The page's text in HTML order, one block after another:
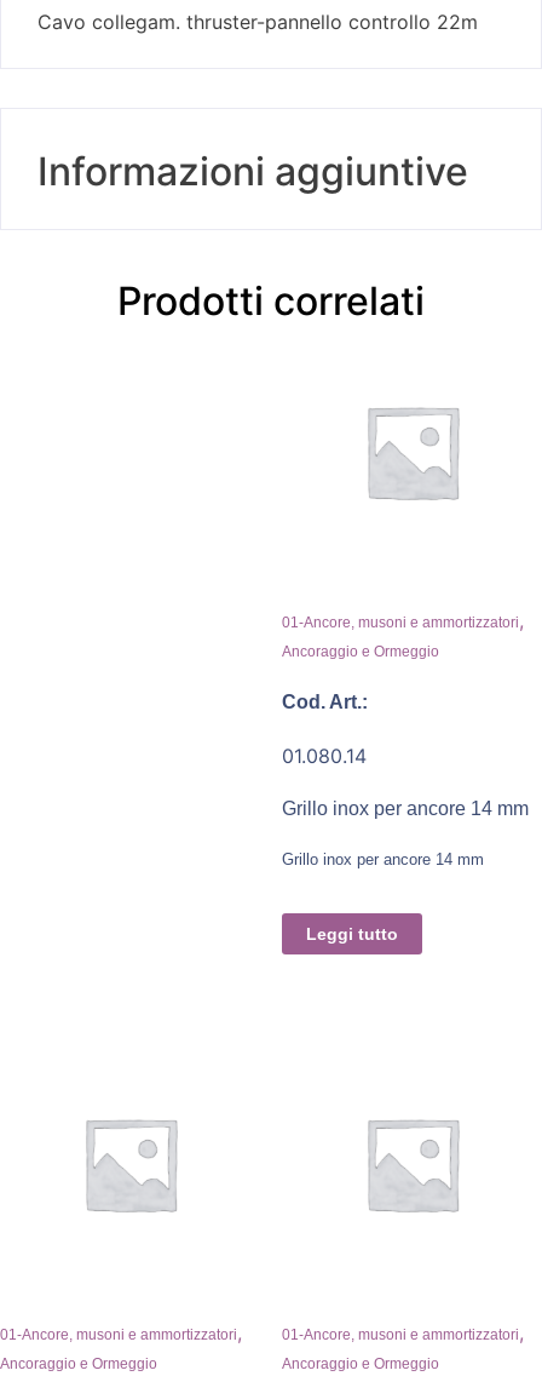
Cavo collegam. thruster-pannello controllo 22m
Informazioni aggiuntive
Prodotti correlati
01-Ancore, musoni e ammortizzatori,
Ancoraggio e Ormeggio
Cod. Art.:
01.080.14
Grillo inox per ancore 14 mm
Grillo inox per ancore 14 mm
Leggi tutto
01-Ancore, musoni e ammortizzatori,
Ancoraggio e Ormeggio
01-Ancore, musoni e ammortizzatori,
Ancoraggio e Ormeggio